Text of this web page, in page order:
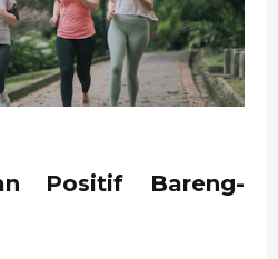
Positif Bareng-